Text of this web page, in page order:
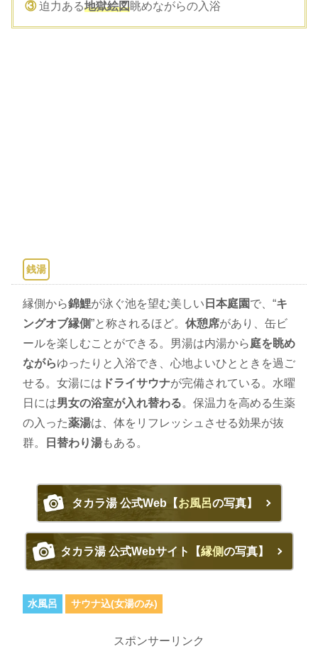
③迫力ある地獄絵図眺めながらの入浴
銭湯
縁側から錦鯉が泳ぐ池を望む美しい 日本庭園で、“キ
ングオブ縁側”と称されるほど。 休憩席があり、缶ビ
ールを楽しむことができる。男湯は内湯から庭を眺め
ながらゆったりと入浴でき、心地よいひとときを過ご
せる。女湯には ドライサウナが完備されている。水曜
日には男女の浴室が入れ替わる。保温力を高める生薬
の入った薬湯は、体をリフレッシュさせる効果が抜
群。
日替わり湯もある。
タカラ湯 公式Web【お風呂の写真】
タカラ湯 公式Webサイト【縁側の写真】
水風呂 サウナ込(女湯のみ)
スポンサーリンク